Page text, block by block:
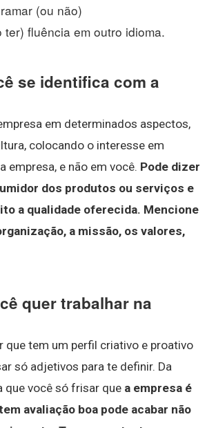
(ou não)
ter) fluência em outro idioma.
se identifica com a
em determinados aspectos,
colocando o interesse em
empresa, e não em você. Pode dizer
dos produtos ou serviços e
a qualidade oferecida. Mencione
a missão, os valores,
quer trabalhar na
que tem um perfil criativo e proativo
só adjetivos para te definir. Da
que você só frisar que a empresa é
avaliação boa pode acabar não